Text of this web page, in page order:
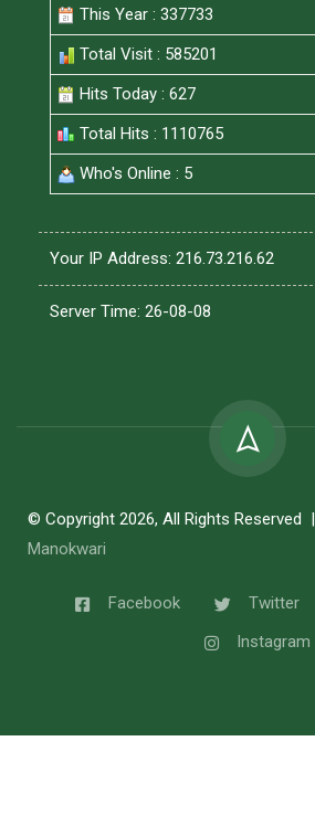
This Year : 337733
Total Visit : 585201
Hits Today : 627
Total Hits : 1110765
Who's Online : 5
Your IP Address: 216.73.216.62
Server Time: 26-08-08
© Copyright 2026, All Rights Reserved |
Manokwari
Facebook Twitter
Instagram